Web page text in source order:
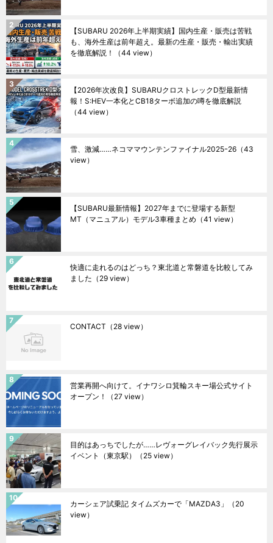
【SUBARU 2026年上半期実績】国内生産・販売は苦戦
も、海外生産は前年超え。最新の生産・販売・輸出実績
を徹底解説！
（44 view）
【2026年次改良】SUBARUクロストレックD型最新情
報！S:HEV一本化とCB18ターボ追加の噂を徹底解説
（44 view）
雪、激減……ネコママウンテンファイナル2025ｰ26 （43
view）
【SUBARU最新情報】2027年までに登場する新型
MT（マニュアル）モデル3車種まとめ （41 view）
快適に走れるのはどっち？東北道と常磐道を比較してみ
ました （29 view）
CONTACT （28 view）
営業再開へ向けて。イナワシロ箕輪スキー場公式サイト
オープン！
（27 view）
目的はあっちでしたが……レヴォーグレイバック先行展示
イベント（東京駅）
（25 view）
カーシェア試乗記 タイムズカーで「MAZDA3」
（20
view）